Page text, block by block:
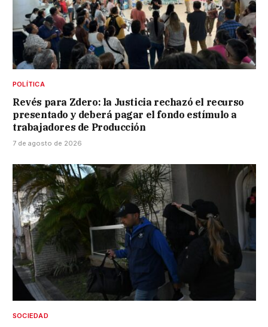
POLÍTICA
Revés para Zdero: la Justicia rechazó el recurso
presentado y deberá pagar el fondo estímulo a
trabajadores de Producción
7 de agosto de 2026
SOCIEDAD